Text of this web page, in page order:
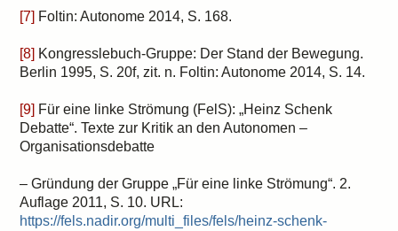
[7] Foltin: Autonome 2014, S. 168.
[8] Kongresslebuch-Gruppe: Der Stand der Bewegung.
Berlin 1995, S. 20f, zit. n. Foltin: Autonome 2014, S. 14.
[9] Für eine linke Strömung (FelS): „Heinz Schenk
Debatte“. Texte zur Kritik an den Autonomen –
Organisationsdebatte
– Gründung der Gruppe „Für eine linke Strömung“. 2.
Auflage 2011, S. 10. URL:
https://fels.nadir.org/multi_files/fels/heinz-schenk-